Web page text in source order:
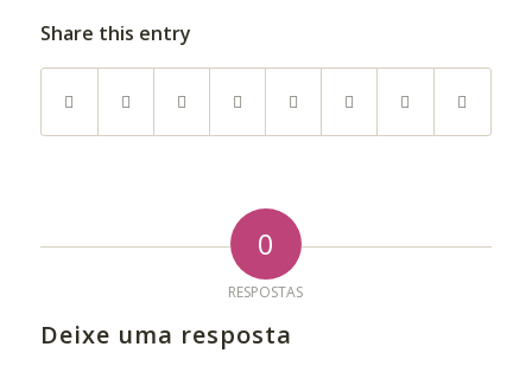
Share this entry
0
RESPOSTAS
Deixe uma resposta